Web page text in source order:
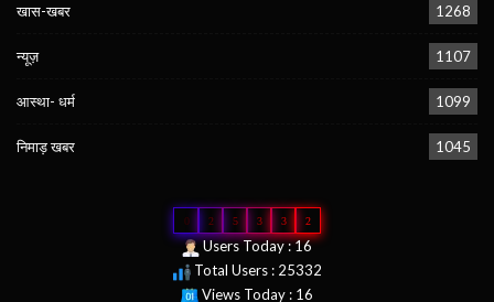
खास-खबर 1268
न्यूज़ 1107
आस्था- धर्म 1099
निमाड़ खबर 1045
0 2 5 3 3 2
Users Today : 16
Total Users : 25332
Views Today : 16